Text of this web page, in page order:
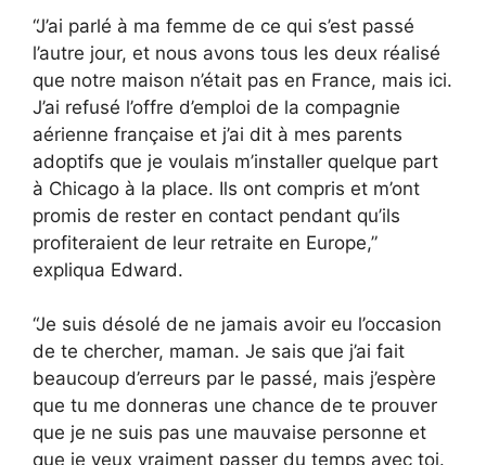
“J’ai parlé à ma femme de ce qui s’est passé
l’autre jour, et nous avons tous les deux réalisé
que notre maison n’était pas en France, mais ici.
J’ai refusé l’offre d’emploi de la compagnie
aérienne française et j’ai dit à mes parents
adoptifs que je voulais m’installer quelque part
à Chicago à la place. Ils ont compris et m’ont
promis de rester en contact pendant qu’ils
profiteraient de leur retraite en Europe,”
expliqua Edward.
“Je suis désolé de ne jamais avoir eu l’occasion
de te chercher, maman. Je sais que j’ai fait
beaucoup d’erreurs par le passé, mais j’espère
que tu me donneras une chance de te prouver
que je ne suis pas une mauvaise personne et
que je veux vraiment passer du temps avec toi.